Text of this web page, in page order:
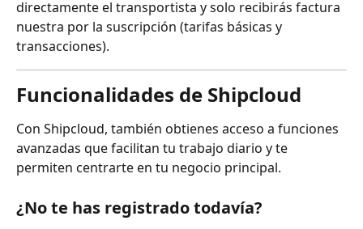
directamente el transportista y solo recibirás factura
nuestra por la suscripción (tarifas básicas y
transacciones).
Funcionalidades de Shipcloud
Con Shipcloud, también obtienes acceso a funciones
avanzadas que facilitan tu trabajo diario y te
permiten centrarte en tu negocio principal.
¿No te has registrado todavía?